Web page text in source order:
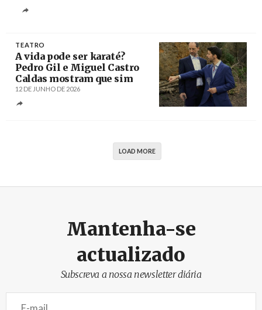
TEATRO
A vida pode ser karaté?
Pedro Gil e Miguel Castro
Caldas mostram que sim
12 DE JUNHO DE 2026
LOAD MORE
Mantenha-se
actualizado
Subscreva a nossa newsletter diária